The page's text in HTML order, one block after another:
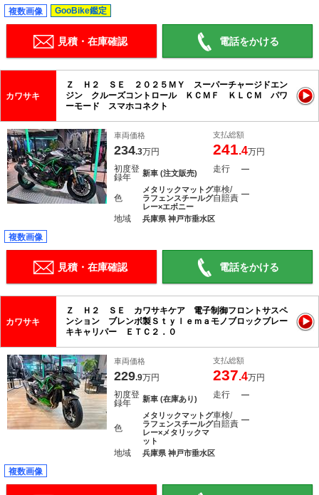
複数画像 GooBike鑑定
見積・在庫確認 電話をかける
カワサキ
Ｚ Ｈ２ ＳＥ ２０２５ＭＹ スーパーチャージドエン
ジン クルーズコントロール ＫＣＭＦ ＫＬＣＭ パワ
ーモード スマホコネクト
車両価格
234.3万円
支払総額
241.4万円
初度登
録年
新車 (注文販売) 走行 ―
色
メタリックマットグ
ラフェンスチールグ
レー×エボニー
車検/
自賠責 ―
地域 兵庫県 神戸市垂水区
複数画像
見積・在庫確認 電話をかける
カワサキ
Ｚ Ｈ２ ＳＥ カワサキケア 電子制御フロントサスペ
ンション ブレンボ製Ｓｔｙｌｅｍａモノブロックブレー
キキャリパー ＥＴＣ２．０
車両価格
229.9万円
支払総額
237.4万円
初度登
録年
新車 (在庫あり) 走行 ―
色
メタリックマットグ
ラフェンスチールグ
レー×メタリックマ
ット
車検/
自賠責 ―
地域 兵庫県 神戸市垂水区
複数画像